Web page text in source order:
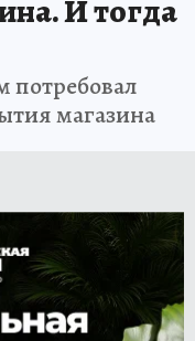
И тогда
магазина